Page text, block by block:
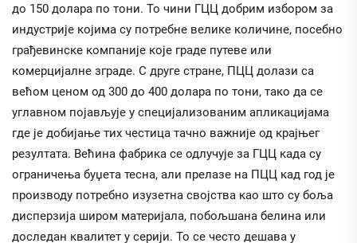
до 150 долара по тони. То чини ГЦЦ добрим избором за
индустрије којима су потребне велике количине, посебно
грађевинске компаније које граде путеве или
комерцијалне зграде. С друге стране, ПЦЦ долази са
већом ценом од 300 до 400 долара по тони, тако да се
углавном појављује у специјализованим апликацијама
где је добијање тих честица тачно важније од крајњег
резултата. Већина фабрика се одлучује за ГЦЦ када су
ограничења буџета тесна, али прелазе на ПЦЦ кад год је
производу потребно изузетна својства као што су боља
дисперзија широм материјала, побољшана белина или
доследан квалитет у серији. То се често дешава у